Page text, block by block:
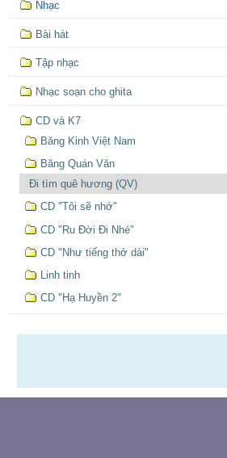
định
hướng
Nhạc
Bài hát
Tập nhạc
Nhạc soạn cho ghita
CD và K7
Băng Kinh Việt Nam
Băng Quán Văn
Đi tìm quê hương (QV)
CD "Tôi sẽ nhớ"
CD "Ru Đời Đi Nhé"
CD "Như tiếng thở dài"
Linh tinh
CD "Hạ Huyền 2"